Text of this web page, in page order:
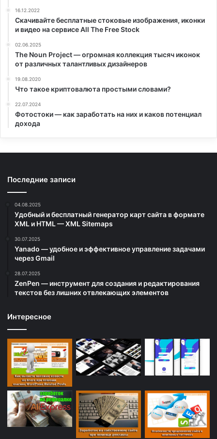
16.12.2022
Скачивайте бесплатные стоковые изображения, иконки
и видео на сервисе All The Free Stock
02.06.2025
The Noun Project — огромная коллекция тысяч иконок
от различных талантливых дизайнеров
19.08.2020
Что такое криптовалюта простыми словами?
22.07.2024
Фотостоки — как заработать на них и каков потенциал
дохода
Последние записи
04.08.2025
Удобный и бесплатный генератор карт сайта в формате
XML и HTML — XML Sitemaps
30.07.2025
Yanado — удобное и эффективное управление задачами
через Gmail
28.07.2025
ZenPen — инструмент для создания и редактирования
текстов без лишних отвлекающих элементов
Интересное